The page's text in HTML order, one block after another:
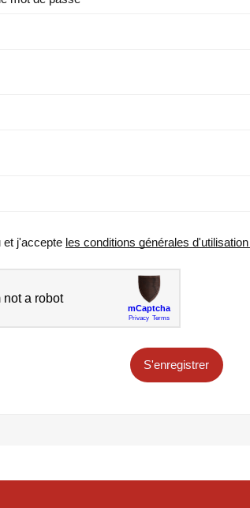
et j'accepte les conditions générales
S'enregistrer